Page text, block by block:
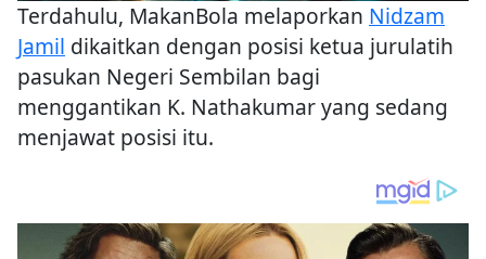
Terdahulu, MakanBola melaporkan Nidzam
Jamil dikaitkan dengan posisi ketua jurulatih
pasukan Negeri Sembilan bagi
menggantikan K. Nathakumar yang sedang
menjawat posisi itu.